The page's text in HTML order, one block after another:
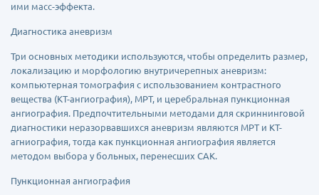
ими масс-эффекта.
Диагностика аневризм
Три основных методики используются, чтобы определить размер,
локализацию и морфологию внутричерепных аневризм:
компьютерная томография с использованием контрастного
вещества (КТ-ангиография), МРТ, и церебральная пункционная
ангиография. Предпочтительными методами для скриннинговой
диагностики неразорвавшихся аневризм являются МРТ и КТ-
агниография, тогда как пункционная ангиография является
методом выбора у больных, перенесших САК.
Пункционная ангиография